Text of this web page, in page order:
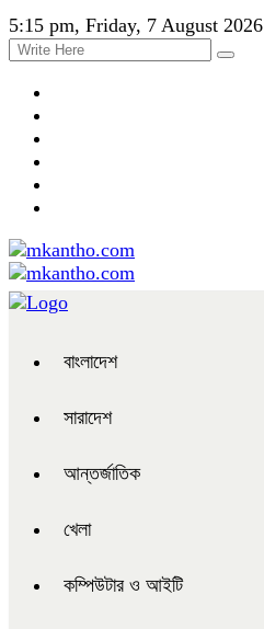
5:15 pm, Friday, 7 August 2026
বাংলাদেশ
সারাদেশ
আন্তর্জাতিক
খেলা
কম্পিউটার ও আইটি